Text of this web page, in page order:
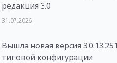
редакция 3.0
31.07.2026
Вышла новая версия 3.0.13.251
типовой конфигурации